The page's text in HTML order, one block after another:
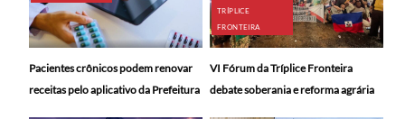
Pacientes crônicos podem renovar
receitas pelo aplicativo da Prefeitura
TRÍPLICE
FRONTEIRA
VI Fórum da Tríplice Fronteira
debate soberania e reforma agrária